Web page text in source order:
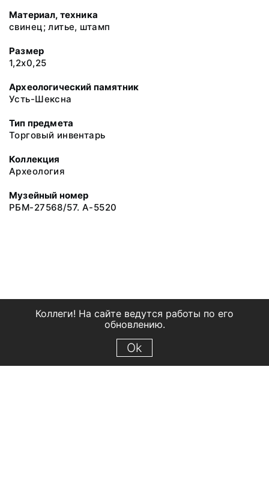
Материал, техника
свинец; литье, штамп
Размер
1,2х0,25
Археологический памятник
Усть-Шексна
Тип предмета
Торговый инвентарь
Коллекция
Археология
Музейный номер
РБМ-27568/57. А-5520
Коллеги! На сайте ведутся работы по его
обновлению.
Ok